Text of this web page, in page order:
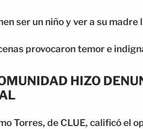
ser un niño y ver a su
provocaron temor e
HIZO
Torres, de CLUE, calificó el